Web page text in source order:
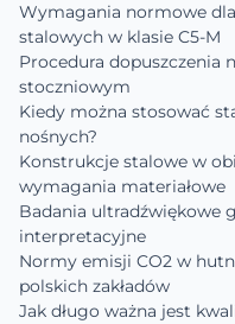
Wymagania normowe
stalowych w klasie C5-M
Procedura dopuszczenia
stoczniowym
Kiedy można stosować
nośnych?
Konstrukcje stalowe w
wymagania materiałowe
Badania ultradźwiękowe
interpretacyjne
Normy emisji CO2 w
polskich zakładów
Jak długo ważna jest